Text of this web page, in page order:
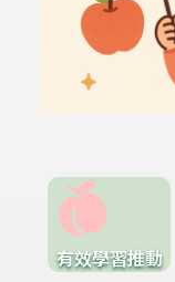
有效學習推動